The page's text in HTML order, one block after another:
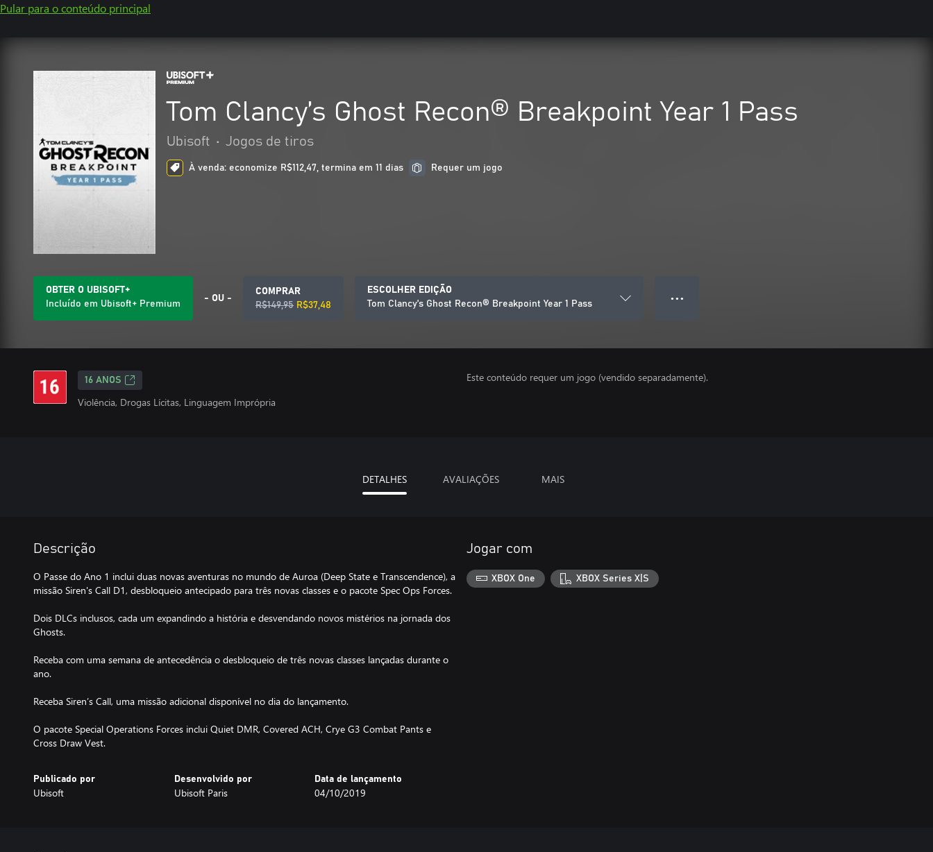
Pular para o conteúdo principal
Tom Clancy’s Ghost Recon® Breakpoint Year 1 Pass
Ubisoft • Jogos de tiros
À venda: economize R$112,47, termina em 11 dias Requer um jogo
OBTER O UBISOFT+
Incluído em Ubisoft+ Premium
- OU -
COMPRAR
R$149,95 R$37,48
ESCOLHER EDIÇÃO
Tom Clancy’s Ghost Recon® Breakpoint Year 1 Pass
● ● ●
16 ANOS
Violência, Drogas Lícitas, Linguagem Imprópria
Este conteúdo requer um jogo (vendido separadamente).
DETALHES AVALIAÇÕES MAIS
Descrição
O Passe do Ano 1 inclui duas novas aventuras no mundo de Auroa (Deep State e Transcendence), a
missão Siren's Call D1, desbloqueio antecipado para três novas classes e o pacote Spec Ops Forces.
Dois DLCs inclusos, cada um expandindo a história e desvendando novos mistérios na jornada dos
Ghosts.
Receba com uma semana de antecedência o desbloqueio de três novas classes lançadas durante o
ano.
Receba Siren’s Call, uma missão adicional disponível no dia do lançamento.
O pacote Special Operations Forces inclui Quiet DMR, Covered ACH, Crye G3 Combat Pants e
Cross Draw Vest.
Publicado por
Ubisoft
Desenvolvido por
Ubisoft Paris
Data de lançamento
04/10/2019
Jogar com
XBOX One XBOX Series X|S